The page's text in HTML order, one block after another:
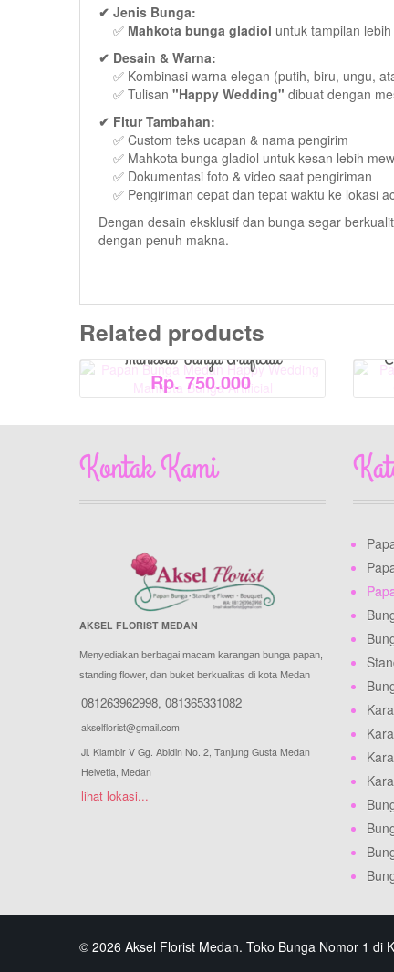
✔ Jenis Bunga:
✅ Mahkota bunga gladiol untuk tampilan
✔ Desain & Warna:
✅ Kombinasi warna elegan (putih, biru, ungu,
✅ Tulisan "Happy Wedding" dibuat dengan
✔ Fitur Tambahan:
✅ Custom teks ucapan & nama pengirim
✅ Mahkota bunga gladiol untuk kesan lebih
✅ Dokumentasi foto & video saat pengiriman
✅ Pengiriman cepat dan tepat waktu ke lokasi
Dengan desain eksklusif dan bunga segar
dengan penuh makna.
Related products
Papan Bunga Medan Happy Wedding
Mahkota Bunga Artificial
Rp. 750.000
View Detail
Kontak Kami
AKSEL FLORIST MEDAN
Menyediakan berbagai macam karangan bunga papan,
standing flower, dan buket berkualitas di kota Medan
081263962998, 081365331082
akselflorist@gmail.com
Jl. Klambir V Gg. Abidin No. 2, Tanjung Gusta Medan
Helvetia, Medan
lihat lokasi...
© 2026 Aksel Florist Medan. Toko Bunga Nomor 1 di